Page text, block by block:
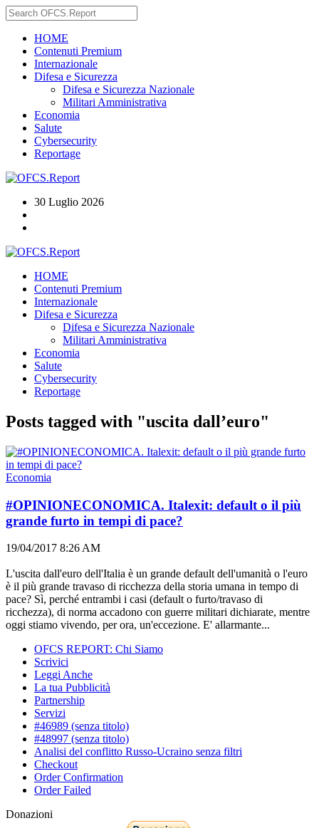
HOME
Contenuti Premium
Internazionale
Difesa e Sicurezza
Difesa e Sicurezza Nazionale
Militari Amministrativa
Economia
Salute
Cybersecurity
Reportage
30 Luglio 2026
HOME
Contenuti Premium
Internazionale
Difesa e Sicurezza
Difesa e Sicurezza Nazionale
Militari Amministrativa
Economia
Salute
Cybersecurity
Reportage
Posts tagged with "uscita dall’euro"
Economia
#OPINIONECONOMICA. Italexit: default o il più
grande furto in tempi di pace?
19/04/2017 8:26 AM
L'uscita dall'euro dell'Italia è un grande default dell'umanità o l'euro
è il più grande travaso di ricchezza della storia umana in tempo di
pace? Sì, perché entrambi i casi (default o furto/travaso di
ricchezza), di norma accadono con guerre militari dichiarate, mentre
oggi stiamo vivendo, per ora, un'eccezione. E' allarmante...
OFCS REPORT: Chi Siamo
Scrivici
Leggi Anche
La tua Pubblicità
Partnership
Servizi
#46989 (senza titolo)
#48997 (senza titolo)
Analisi del conflitto Russo-Ucraino senza filtri
Checkout
Order Confirmation
Order Failed
Donazioni